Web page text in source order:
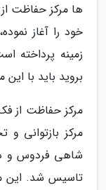
خود را آغاز
زمینه پرداخته
بروید باید با این
مرکز حفاظت از
مرکز بازتوانی
شاهی فردوس و
تاسیس شد. این